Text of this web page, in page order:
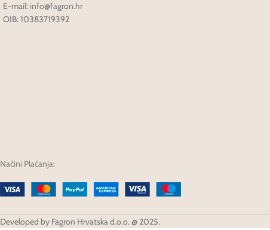
E-mail: info@fagron.hr
OIB: 10383719392
Načini Plaćanja:
Developed by Fagron Hrvatska d.o.o. @ 2025.